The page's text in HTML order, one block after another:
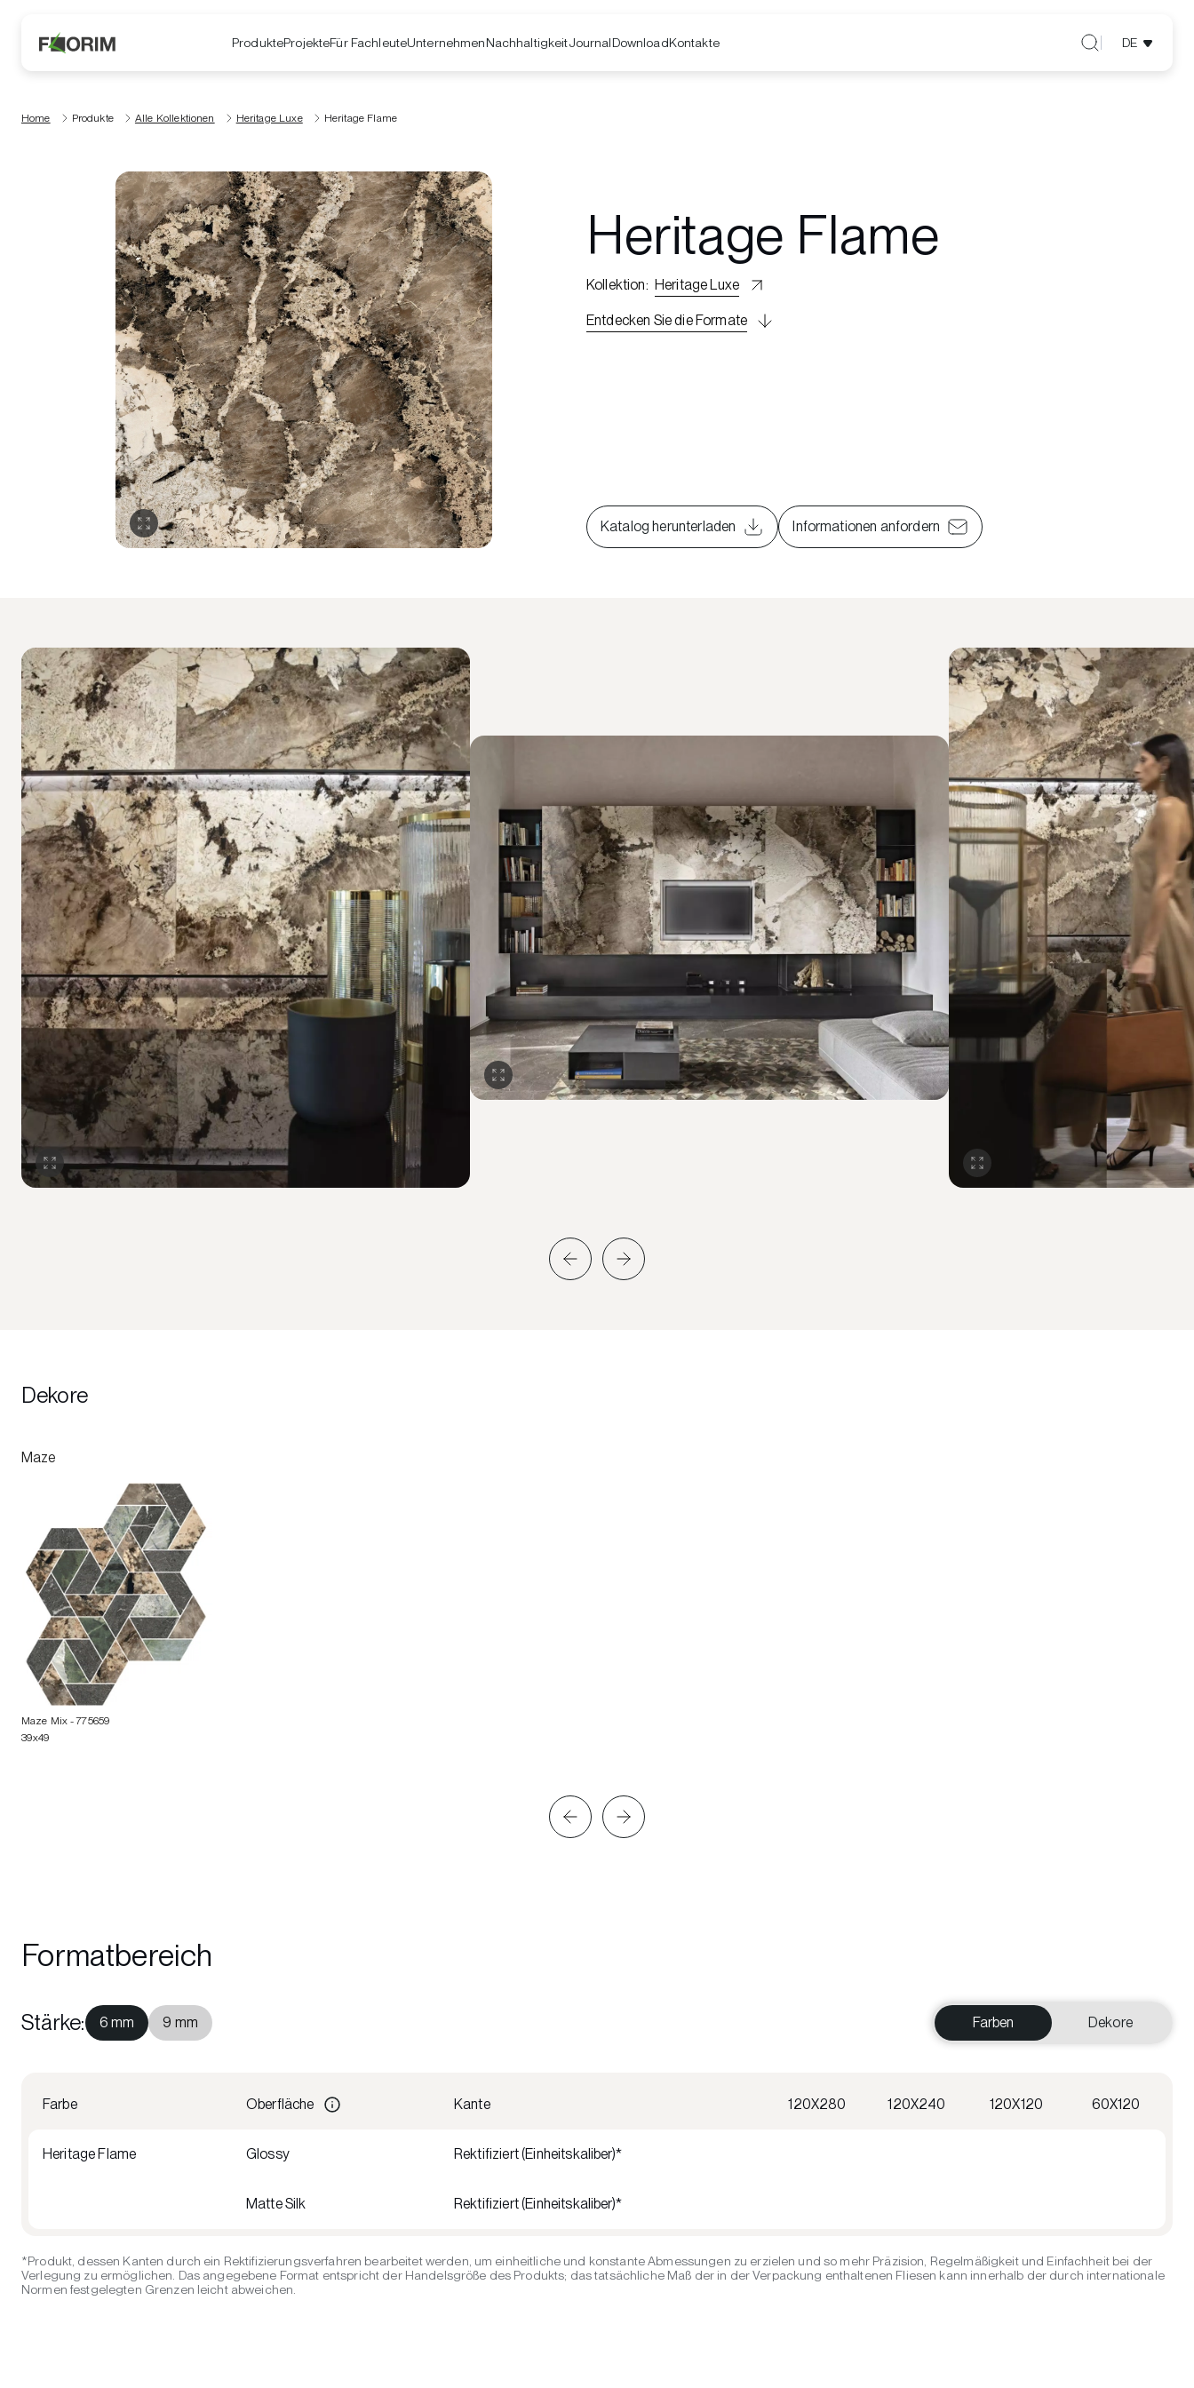
ProdukteProjekteFür FachleuteUnternehmenNachhaltigkeitJournalDownloadKontakte DE
Home Produkte Alle Kollektionen Heritage Luxe Heritage Flame
Heritage Flame
Kollektion: Heritage Luxe
Entdecken Sie die Formate
Katalog herunterladen Informationen anfordern
Dekore
Maze
Maze Mix- 775659
39x49
Formatbereich
Stärke: 6 mm 9 mm Farben Dekore
Farbe Oberfläche Kante 120X280 120X240 120X120 60X120
Heritage Flame Glossy Rektifiziert (Einheitskaliber)*
Matte Silk Rektifiziert (Einheitskaliber)*
*Produkt, dessen Kanten durch ein Rektifizierungsverfahren bearbeitet werden, um einheitliche und konstante Abmessungen zu erzielen und so mehr Präzision, Regelmäßigkeit und Einfachheit bei der
Verlegung zu ermöglichen. Das angegebene Format entspricht der Handelsgröße des Produkts; das tatsächliche Maß der in der Verpackung enthaltenen Fliesen kann innerhalb der durch internationale
Normen festgelegten Grenzen leicht abweichen.